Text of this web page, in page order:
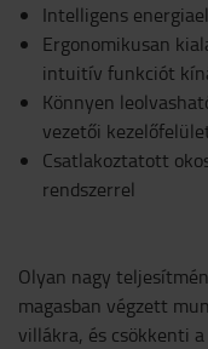
Intelligens
Ergonomikusan
intuitív funkciót
Könnyen
vezetői
Csatlakoztatott
rendszerrel
Olyan nagy
magasban végzett
villákra, és csökkenti